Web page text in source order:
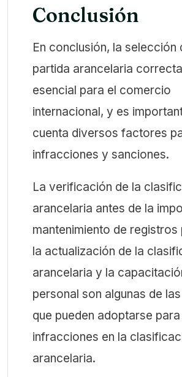
Conclusión
En conclusión, la selección
partida arancelaria
esencial para el comercio
internacional, y es
cuenta diversos factores
infracciones y sanciones.
La verificación de la
arancelaria antes de la
mantenimiento de registros
la actualización de la
arancelaria y la
personal son algunas de
que pueden adoptarse
infracciones en la
arancelaria.